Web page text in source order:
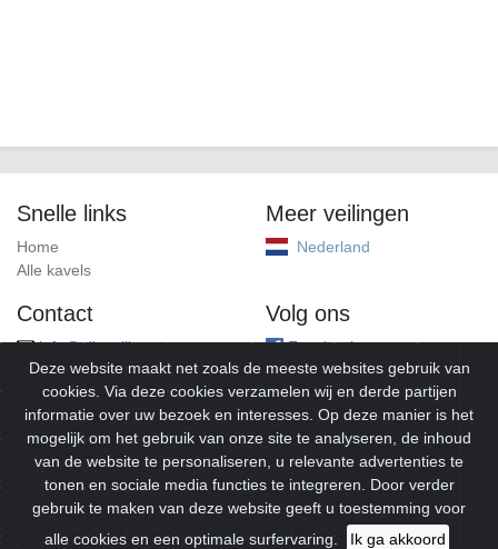
Snelle links
Home
Alle kavels
Meer veilingen
Nederland
Contact
info@alleveilingen.net
Volg ons
Facebook
© 2026Alleveilingen.Alle rechten voorbehouden.
Deze website maakt net zoals de meeste websites gebruik van
cookies. Via deze cookies verzamelen wij en derde partijen
informatie over uw bezoek en interesses. Op deze manier is het
mogelijk om het gebruik van onze site te analyseren, de inhoud
van de website te personaliseren, u relevante advertenties te
tonen en sociale media functies te integreren. Door verder
gebruik te maken van deze website geeft u toestemming voor
alle cookies en een optimale surfervaring.
Ik ga akkoord